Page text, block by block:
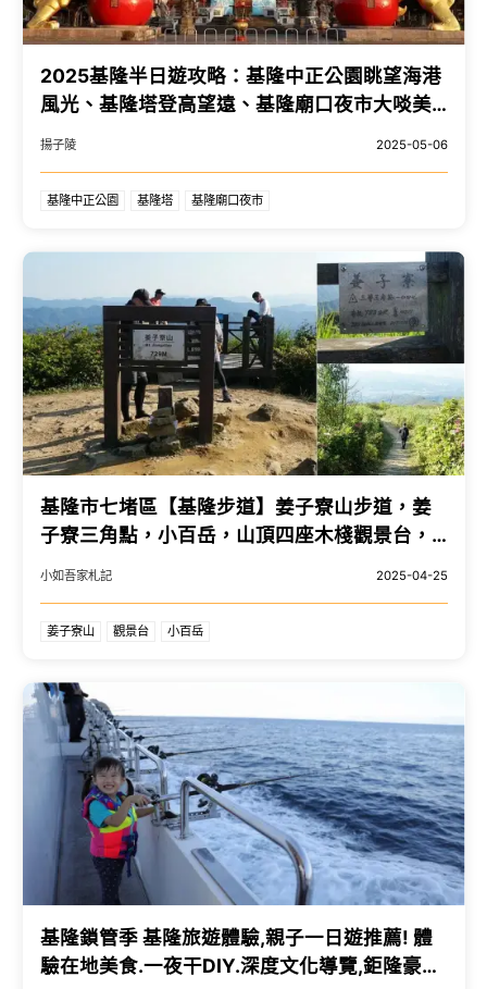
2025基隆半日遊攻略：基隆中正公園眺望海港
風光、基隆塔登高望遠、基隆廟口夜市大啖美
食。
揚子陵 2025-05-06
基隆中正公園 基隆塔 基隆廟口夜市
基隆市七堵區【基隆步道】姜子寮山步道，姜
子寮三角點，小百岳，山頂四座木棧觀景台，
小如吾家札記 2025-04-25
姜子寮山 觀景台 小百岳
基隆鎖管季 基隆旅遊體驗,親子一日遊推薦! 體
驗在地美食.一夜干DIY.深度文化導覽,鉅隆豪華